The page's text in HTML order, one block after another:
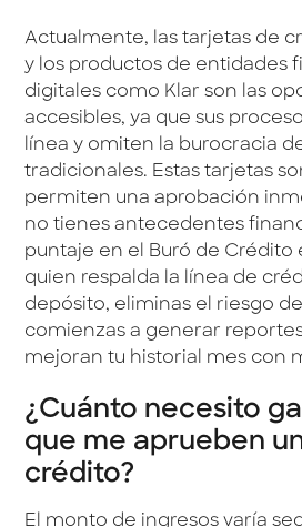
Actualmente, las tarjetas de
y los productos de entidades
digitales como Klar son las
accesibles, ya que sus
línea y omiten la burocracia
tradicionales. Estas tarjetas
permiten una aprobación
no tienes antecedentes
puntaje en el Buró de Crédito
quien respalda la línea de
depósito, eliminas el riesgo
comienzas a generar
mejoran tu historial mes con
¿Cuánto necesito
que me aprueben
crédito?
El monto de ingresos varía